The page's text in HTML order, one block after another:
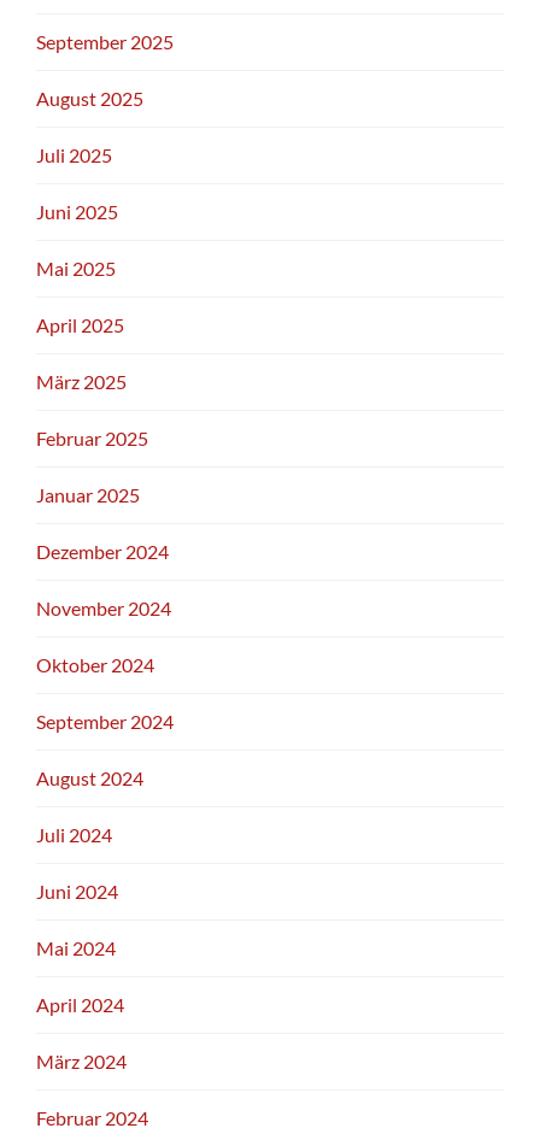
September 2025
August 2025
Juli 2025
Juni 2025
Mai 2025
April 2025
März 2025
Februar 2025
Januar 2025
Dezember 2024
November 2024
Oktober 2024
September 2024
August 2024
Juli 2024
Juni 2024
Mai 2024
April 2024
März 2024
Februar 2024